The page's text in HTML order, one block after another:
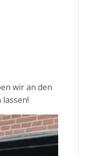
wir an den